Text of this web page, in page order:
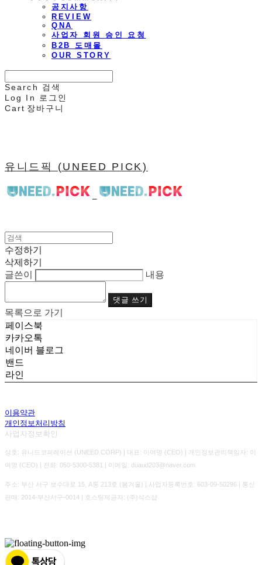
공지사항
REVIEW
QNA
사업자 회원 승인 요청
B2B 도매몰
OUR STORY
Search
검색
Log In
로그인
Cart 장바구니
유니드픽 (UNEED PICK)
수정하기
삭제하기
글쓴이
내용
댓글 쓰기
목록으로 가기
페이스북
카카오톡
네이버 블로그
밴드
라인
이용약관
개인정보처리방침
사업자정보확인
상호: 유니드코퍼레이션 (UNEED.CORP) | 대표: 이여명 (CEO) | 개인정보관리책임자: 이
여명 (CEO) | 전화: 050-5300-5381 | 이메일: duaud203@naver.com
주소: 부산 서구 보수대로 15, A동 213호 (봄겨울) | 사업자등록번호: 603-09-50296 | 통신
판매: 2014-부산서구-0014 | 호스팅제공자: (주)식스샵